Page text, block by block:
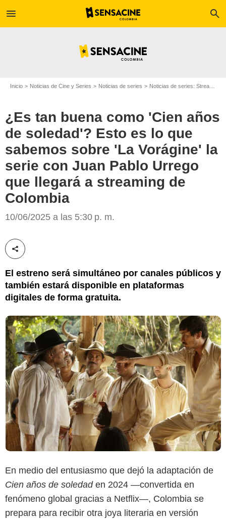
menu search
Inicio Noticias de Cine y Series Noticias de series Noticias de series: Streaming
¿Es tan buena como 'Cien años
de soledad'? Esto es lo que
sabemos sobre 'La Vorágine' la
serie con Juan Pablo Urrego
que llegará a streaming de
Colombia
10/06/2025 a las 5:30 p. m.
Compartir esta noticia
El estreno será simultáneo por canales públicos y
también estará disponible en plataformas
digitales de forma gratuita.
Canal Capital
En medio del entusiasmo que dejó la adaptación de
Cien años de soledad en 2024 —convertida en
fenómeno global gracias a Netflix—, Colombia se
prepara para recibir otra joya literaria en versión